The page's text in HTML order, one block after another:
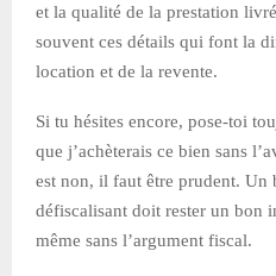
et la qualité de la prestation
souvent ces détails qui font la
location et de la revente.
Si tu hésites encore, pose-toi
que j’achèterais ce bien sans
est non, il faut être prudent. Un
défiscalisant doit rester un bon
même sans l’argument fiscal.